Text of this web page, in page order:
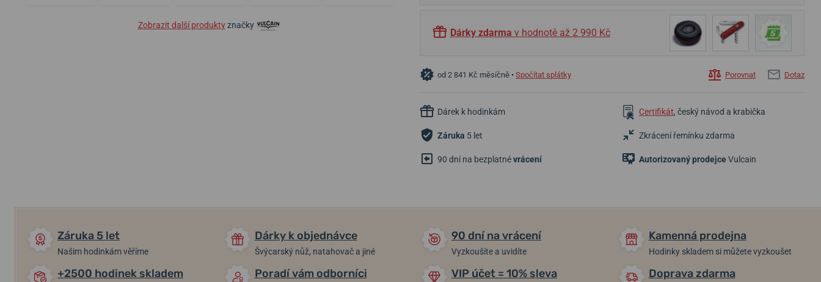
Dárky zdarma v hodnotě až 2 990 Kč
od 2 841 Kč měsíčně • Spočítat splátky Porovnat Dotaz
Dárek k hodinkám Certifikát, český návod a krabička
Záruka 5 let Zkrácení řemínku zdarma
90 dní na bezplatnévrácení Autorizovaný prodejceVulcain
Zobrazit další produktyznačky
Záruka 5 let
Našim hodinkám věříme
Dárky k objednávce
Švýcarský nůž, natahovač a jiné
90 dní na vrácení
Vyzkoušíte a uvidíte
Kamenná prodejna
Hodinky skladem si můžete vyzkoušet
+2500 hodinek skladem Poradí vám odborníci VIP účet = 10% sleva Doprava zdarma